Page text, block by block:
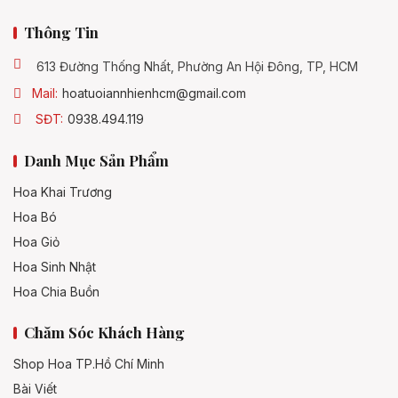
3.5 Ghi chú lời chúc mừng
Thông Tin
613 Đường Thống Nhất, Phường An Hội Đông, TP, HCM
Mail: hoatuoiannhienhcm@gmail.com
SĐT: 0938.494.119
Danh Mục Sản Phẩm
Hoa Khai Trương
Hoa Bó
Hoa Giỏ
Hoa Sinh Nhật
Hoa Chia Buồn
Chăm Sóc Khách Hàng
Shop Hoa TP.Hồ Chí Minh
Bài Viết